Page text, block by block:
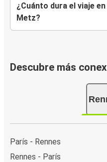
¿Cuánto dura el viaje
Metz?
Descubre más
París - Rennes
Rennes - París